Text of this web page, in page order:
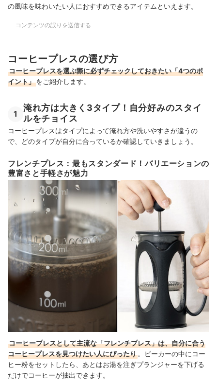
の風味を味わいたい人におすすめできるアイテムといえます。
コンテンツの誤りを送信する
コーヒープレスの選び方
コーヒープレスを選ぶ際に必ずチェックしておきたい「4つのポ
イント」をご紹介します。
1
淹れ方は大きく3タイプ！自分好みのスタイ
ルをチョイス
コーヒープレスはタイプによって淹れ方や洗いやすさが違うの
で、どのタイプが自分に合っているか確認していきましょう。
フレンチプレス：最もスタンダード！バリエーションの
豊富さと手軽さが魅力
コーヒープレスとして主流な「フレンチプレス」は、自分に合う
コーヒープレスを見つけたい人にぴったり 。ビーカーの中にコー
ヒー粉をセットしたら、あとはお湯を注ぎプランジャーを下げる
だけでコーヒーが抽出できます。